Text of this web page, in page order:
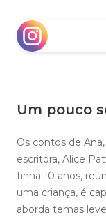
Um pouco
Os contos de
escritora, Alice
tinha 10 anos,
uma criança, é
aborda temas